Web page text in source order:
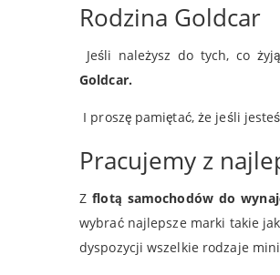
Rodzina Goldcar
Jeśli należysz do tych, co
Goldcar.
I proszę pamiętać, że jeśli
Pracujemy z
Zflotą samochodów do
wybrać najlepsze marki takie
dyspozycji wszelkie rodzaje